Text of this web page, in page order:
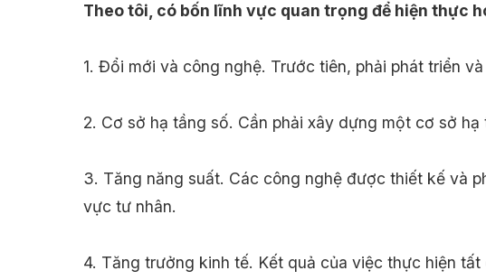
Theo tôi, có bốn lĩnh vực quan trọng để hiện thực
1. Đổi mới và công nghệ. Trước tiên, phải phát triển
2. Cơ sở hạ tầng số. Cần phải xây dựng một cơ sở
3. Tăng năng suất. Các công nghệ được thiết kế và
vực tư nhân.
4. Tăng trưởng kinh tế. Kết quả của việc thực hiện